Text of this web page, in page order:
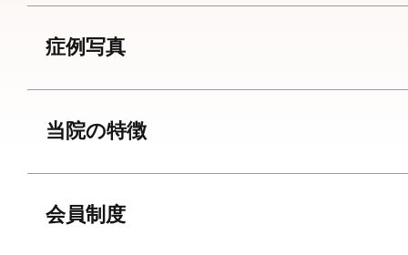
症例写真
当院の特徴
会員制度